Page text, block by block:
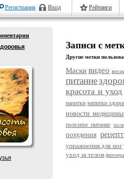
Регистрация Вход Рейтинги
Записи с
Другие метки
Маски видео
питание
красота и уход
напитки напитки
новости медицины
полезное питание
похудения
упражнения для ног
уход за телом